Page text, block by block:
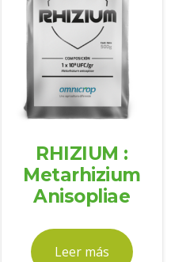
RHIZIUM :
Metarhizium
Anisopliae
Leer más